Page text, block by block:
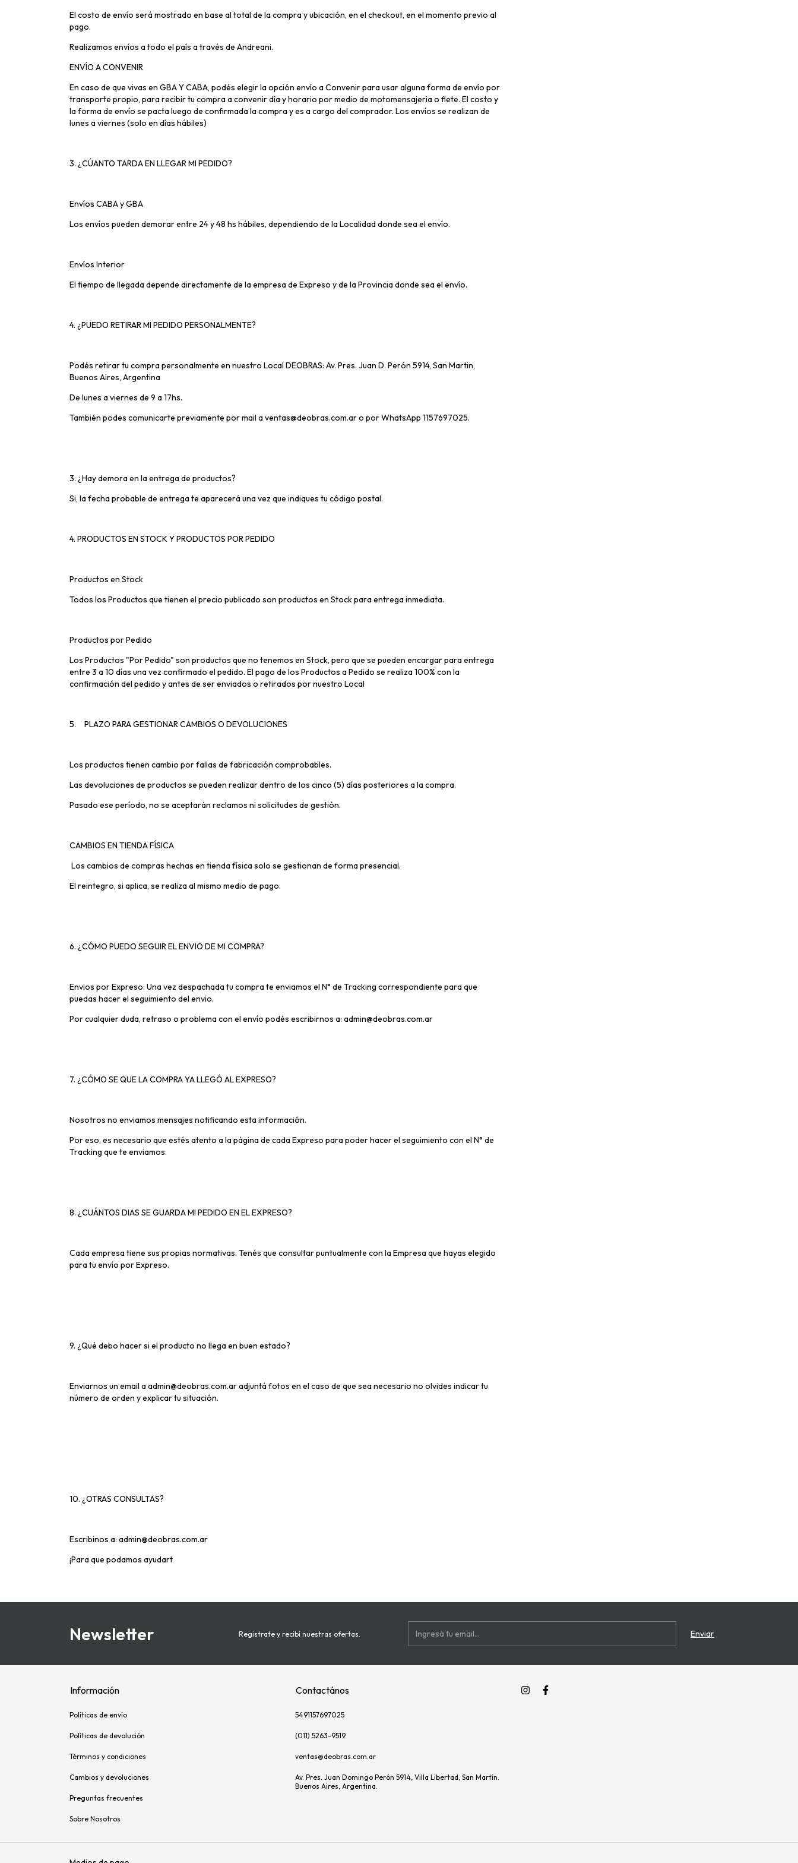
El costo de envío será mostrado en base al total de la compra y ubicación, en el checkout, en el momento previo al
pago.
Realizamos envíos a todo el país a través de Andreani.
ENVÍO A CONVENIR
En caso de que vivas en GBA Y CABA, podés elegir la opción envío a Convenir para usar alguna forma de envío por
transporte propio, para recibir tu compra a convenir día y horario por medio de motomensajeria o flete. El costo y
la forma de envío se pacta luego de confirmada la compra y es a cargo del comprador. Los envíos se realizan de
lunes a viernes (solo en días hábiles)
3. ¿CÚANTO TARDA EN LLEGAR MI PEDIDO?
Envíos CABA y GBA
Los envíos pueden demorar entre 24 y 48 hs hábiles, dependiendo de la Localidad donde sea el envío.
Envíos Interior
El tiempo de llegada depende directamente de la empresa de Expreso y de la Provincia donde sea el envío.
4. ¿PUEDO RETIRAR MI PEDIDO PERSONALMENTE?
Podés retirar tu compra personalmente en nuestro Local DEOBRAS: Av. Pres. Juan D. Perón 5914, San Martin,
Buenos Aires, Argentina
De lunes a viernes de 9 a 17hs.
También podes comunicarte previamente por mail aventas@deobras.com.aro por WhatsApp 1157697025.
3. ¿Hay demora en la entrega de productos?
Si, la fecha probable de entrega te aparecerá una vez que indiques tu código postal.
4. PRODUCTOS EN STOCK Y PRODUCTOS POR PEDIDO
Productos en Stock
Todos los Productos que tienen el precio publicado son productos en Stock para entrega inmediata.
Productos por Pedido
Los Productos "Por Pedido" son productos que no tenemos en Stock, pero que se pueden encargar para entrega
entre 3 a 10 días una vez confirmado el pedido. El pago de los Productos a Pedido se realiza 100% con la
confirmación del pedido y antes de ser enviados o retirados por nuestro Local
5. PLAZO PARA GESTIONAR CAMBIOS O DEVOLUCIONES
Los productos tienen cambio por fallas de fabricación comprobables.
Las devoluciones de productos se pueden realizar dentro de los cinco (5) días posteriores a la compra.
Pasado ese período, no se aceptarán reclamos ni solicitudes de gestión.
CAMBIOS EN TIENDA FÍSICA
Los cambios de compras hechas en tienda física solo se gestionan de forma presencial.
El reintegro, si aplica, se realiza al mismo medio de pago.
6. ¿CÓMO PUEDO SEGUIR EL ENVIO DE MI COMPRA?
Envios por Expreso: Una vez despachada tu compra te enviamos el N° de Tracking correspondiente para que
puedas hacer el seguimiento del envio.
Por cualquier duda, retraso o problema con el envío podés escribirnos a: admin@deobras.com.ar
7. ¿CÓMO SE QUE LA COMPRA YA LLEGÓ AL EXPRESO?
Nosotros no enviamos mensajes notificando esta información.
Por eso, es necesario que estés atento a la página de cada Expreso para poder hacer el seguimiento con el N° de
Tracking que te enviamos.
8. ¿CUÁNTOS DIAS SE GUARDA MI PEDIDO EN EL EXPRESO?
Cada empresa tiene sus propias normativas. Tenés que consultar puntualmente con la Empresa que hayas elegido
para tu envío por Expreso.
9. ¿Qué debo hacer si el producto no llega en buen estado?
Enviarnos un email aadmin@deobras.com.aradjuntá fotos en el caso de que sea necesario no olvides indicar tu
número de orden y explicar tu situación.
10. ¿OTRAS CONSULTAS?
Escribinos a: admin@deobras.com.ar
¡Para que podamos ayudart
Newsletter Registrate y recibí nuestras ofertas.
Información
Políticas de envío
Políticas de devolución
Términos y condiciones
Cambios y devoluciones
Preguntas frecuentes
Sobre Nosotros
Contactános
5491157697025
(011) 5263-9519
ventas@deobras.com.ar
Av. Pres. Juan Domingo Perón 5914, Villa Libertad, San Martín.
Buenos Aires, Argentina.